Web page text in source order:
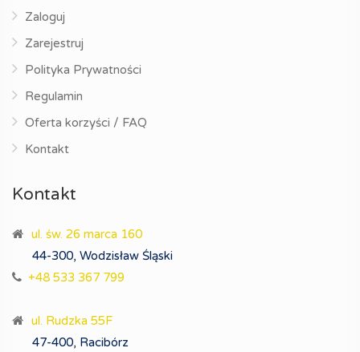
Zaloguj
Zarejestruj
Polityka Prywatności
Regulamin
Oferta korzyści / FAQ
Kontakt
Kontakt
ul. św. 26 marca 160
44-300, Wodzisław Śląski
+48 533 367 799
ul. Rudzka 55F
47-400, Racibórz